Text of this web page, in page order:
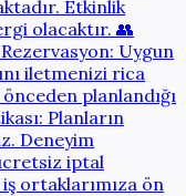
Etkinlik
olacaktır. 👥
Uygun
iletmenizi rica
planlandığı
Planların
Deneyim
iptal
ortaklarımıza ön